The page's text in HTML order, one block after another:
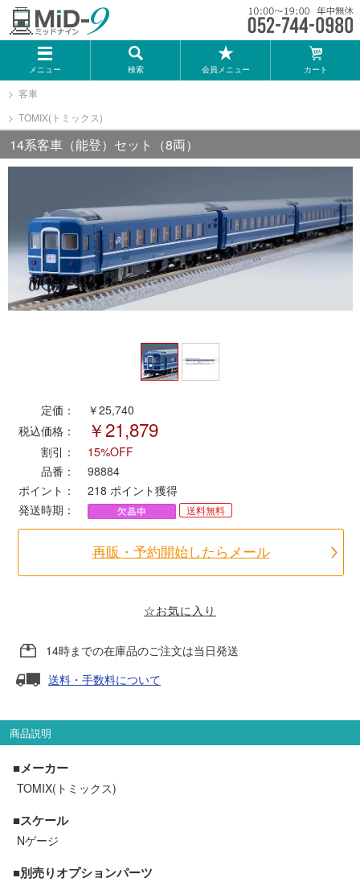
メニュー 検索 会員メニュー カート
メーカー一覧
TOMIX
KATO
トミーテック
マイクロエース
Bトレインショーティー
タカラトミー（プラレール）
MODEMO(モデモ)
さんけい
トラムウェイ
天賞堂
セール品・キャンペーン
セール商品
北海道・東北
客車
TOMIX(トミックス)
14系客車（能登）セット（8両）
定価：
￥25,740
税込価格：
￥21,879
割引：
15%OFF
品番：
98884
ポイント：
218 ポイント獲得
発送時期：
送料無料
再販・予約開始したらメール
☆お気に入り
14時までの在庫品のご注文は当日発送
送料・手数料について
商品説明
■メーカー
TOMIX(トミックス)
■スケール
Nゲージ
■別売りオプションパーツ